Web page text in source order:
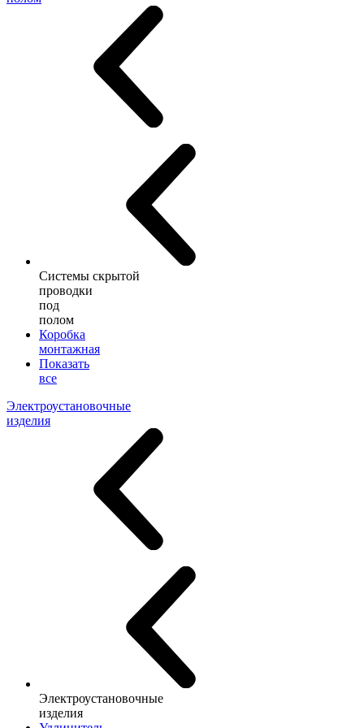
Системы скрытой
проводки
под
полом
Коробка
монтажная
Показать
все
Электроустановочные
изделия
Электроустановочные
изделия